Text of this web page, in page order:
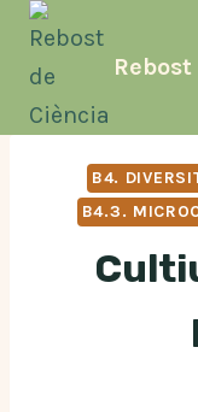
Vés
B4.
B4.3.